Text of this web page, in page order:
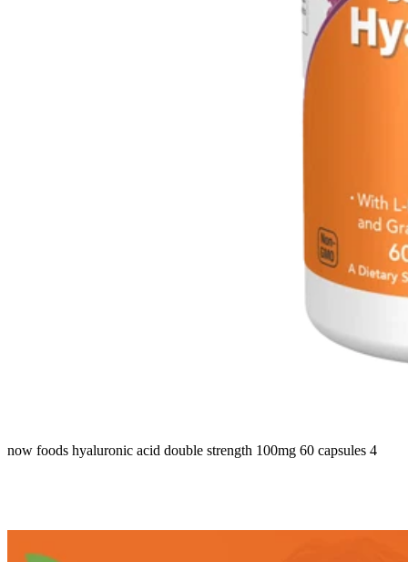
now foods hyaluronic acid double strength 100mg 60 capsules 4